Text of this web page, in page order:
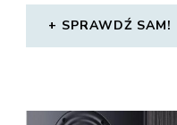
SPRAWDŹ SAM!